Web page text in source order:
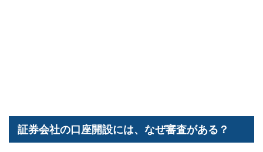
証券会社の口座開設には、なぜ審査がある？